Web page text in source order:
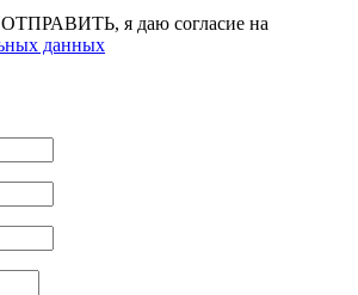
я даю согласие на
данных